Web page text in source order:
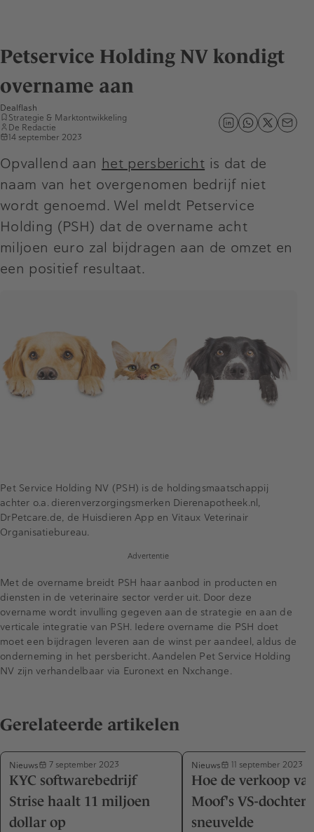
Petservice Holding NV kondigt
overname aan
Dealflash
Strategie & Marktontwikkeling
De Redactie
14 september 2023
Opvallend aan het persbericht is dat de
naam van het overgenomen bedrijf niet
wordt genoemd. Wel meldt Petservice
Holding (PSH) dat de overname acht
miljoen euro zal bijdragen aan de omzet en
een positief resultaat.
Pet Service Holding NV (PSH) is de holdingsmaatschappij
achter o.a. dierenverzorgingsmerken Dierenapotheek.nl,
DrPetcare.de, de Huisdieren App en Vitaux Veterinair
Organisatiebureau.
Advertentie
Met de overname breidt PSH haar aanbod in producten en
diensten in de veterinaire sector verder uit. Door deze
overname wordt invulling gegeven aan de strategie en aan de
verticale integratie van PSH. Iedere overname die PSH doet
moet een bijdragen leveren aan de winst per aandeel, aldus de
onderneming in het persbericht. Aandelen Pet Service Holding
NV zijn verhandelbaar via Euronext en Nxchange.
Gerelateerde artikelen
Nieuws 7 september 2023
KYC softwarebedrijf
Strise haalt 11 miljoen
dollar op
Nieuws 11 september 2023
Hoe de verkoop
Moof's VS-dochter
sneuvelde